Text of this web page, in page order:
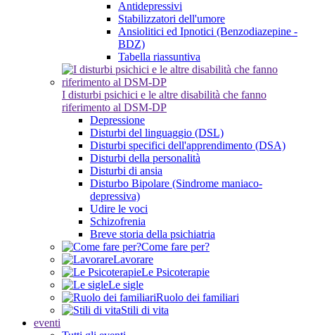
Antidepressivi
Stabilizzatori dell'umore
Ansiolitici ed Ipnotici (Benzodiazepine -
BDZ)
Tabella riassuntiva
I disturbi psichici e le altre disabilità che fanno
riferimento al DSM-DP
Depressione
Disturbi del linguaggio (DSL)
Disturbi specifici dell'apprendimento (DSA)
Disturbi della personalità
Disturbi di ansia
Disturbo Bipolare (Sindrome maniaco-
depressiva)
Udire le voci
Schizofrenia
Breve storia della psichiatria
Come fare per?
Lavorare
Le Psicoterapie
Le sigle
Ruolo dei familiari
Stili di vita
eventi